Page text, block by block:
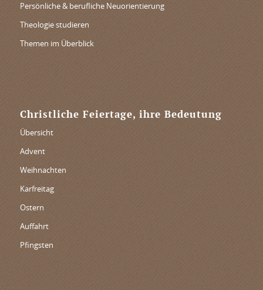
Persönliche & berufliche Neuorientierung
Theologie studieren
Themen im Überblick
Christliche Feiertage, ihre Bedeutung
Übersicht
Advent
Weihnachten
Karfreitag
Ostern
Auffahrt
Pfingsten